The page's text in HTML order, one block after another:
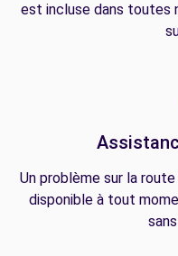
est incluse dans toutes
Un problème sur la
disponible à tout